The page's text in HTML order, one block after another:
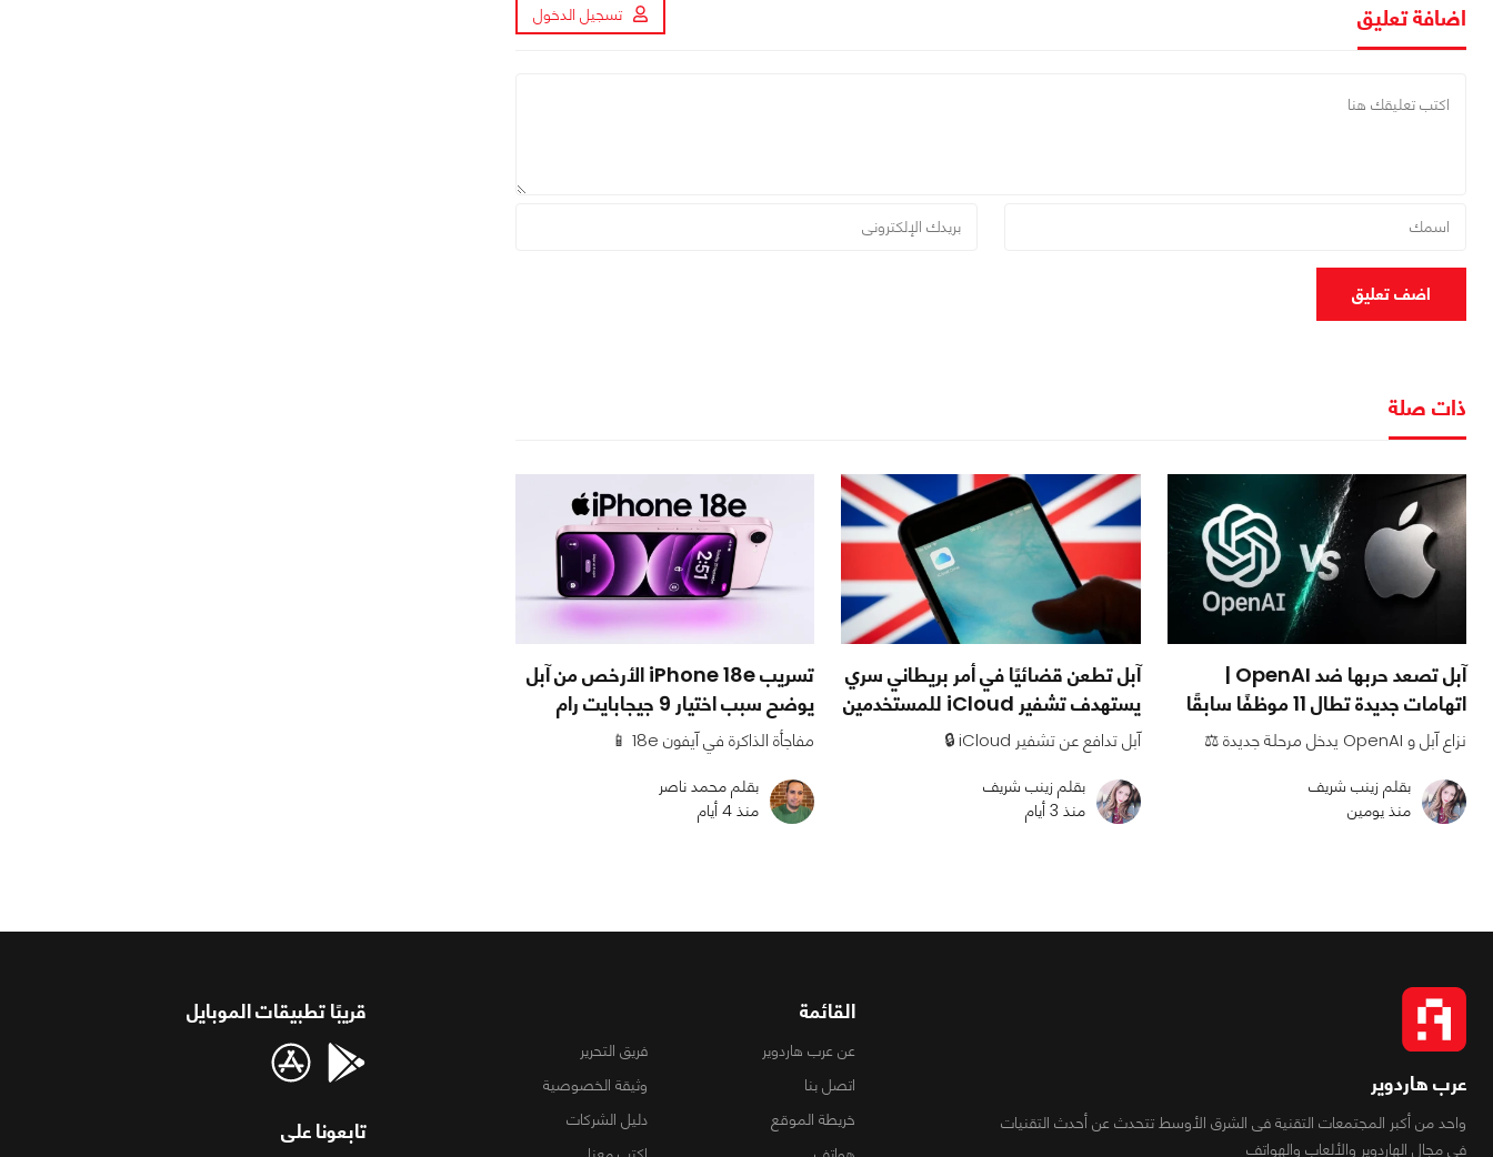
اضافة تعليق تسجيل الدخول
اضف تعليق
ذات صلة
آبل تصعد حربها ضد OpenAI |
اتهامات جديدة تطال 11 موظفًا سابقًا
نزاع آبل و OpenAI يدخل مرحلة جديدة ⚖️
بقلم زينب شريف
منذ يومين
آبل تطعن قضائيًا في أمر بريطاني سري
يستهدف تشفير iCloud للمستخدمين
آبل تدافع عن تشفير iCloud 🔒
بقلم زينب شريف
منذ 3 أيام
تسريب iPhone 18e الأرخص من آبل
يوضح سبب اختيار 9 جيجابايت رام
مفاجأة الذاكرة في آيفون 18e 📱
بقلم محمد ناصر
منذ 4 أيام
عرب هاردوير
واحد من أكبر المجتمعات التقنية فى الشرق الأوسط تتحدث عن أحدث التقنيات
فى مجال الهاردوير والألعاب والهواتف
القائمة
عن عرب هاردوير
فريق التحرير
اتصل بنا
وثيقة الخصوصية
خريطة الموقع
دليل الشركات
قريبًا تطبيقات الموبايل
تابعونا على